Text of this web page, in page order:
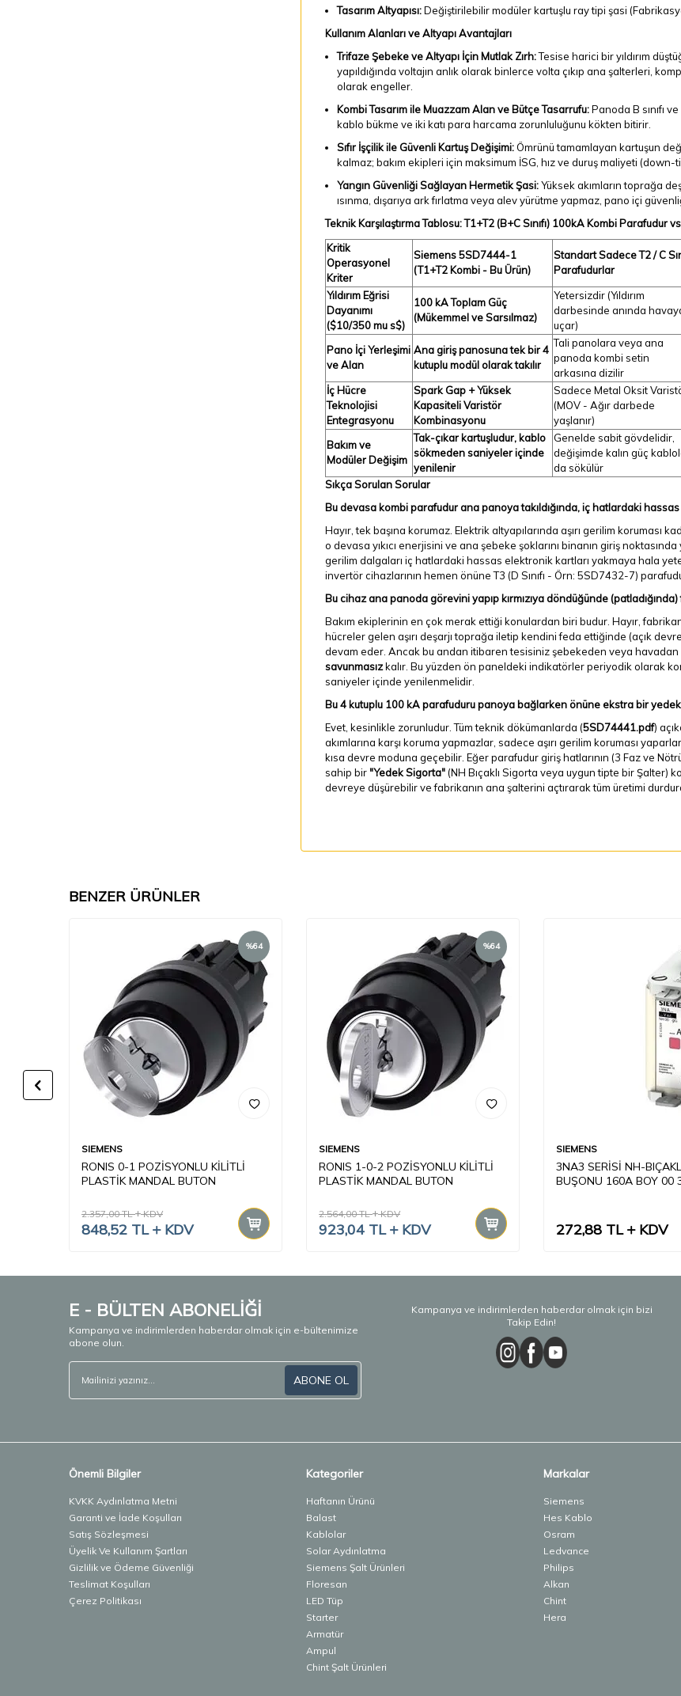
Tasarım Altyapısı:Değiştirilebilir modüler kartuşlu ray tipi şasi
Kullanım Alanları ve Altyapı Avantajları
Trifaze Şebeke ve Altyapı İçin Mutlak Zırh:Tesise harici bir yıldırım
yapıldığında voltajın anlık olarak binlerce volta çıkıp ana şalterleri,
olarak engeller.
Kombi Tasarım ile Muazzam Alan ve Bütçe Tasarrufu:Panoda B sınıfı
kablo bükme ve iki katı para harcama zorunluluğunu kökten bitirir.
Sıfır İşçilik ile Güvenli Kartuş Değişimi:Ömrünü tamamlayan kartuşun
kalmaz; bakım ekipleri için maksimum İSG, hız ve duruş maliyeti (down-
Yangın Güvenliği Sağlayan Hermetik Şasi:Yüksek akımların toprağa
ısınma, dışarıya ark fırlatma veya alev yürütme yapmaz, pano içi
Teknik Karşılaştırma Tablosu: T1+T2 (B+C Sınıfı) 100kA Kombi Parafudur
Kritik
Operasyonel
Kriter
Siemens 5SD7444-1
(T1+T2 Kombi - Bu Ürün)
Standart Sadece T2 / C
Parafudurlar
Yıldırım Eğrisi
Dayanımı
($10/350 mu s$)
100 kA Toplam Güç
(Mükemmel ve Sarsılmaz)
Yetersizdir (Yıldırım
darbesinde anında
uçar)
Pano İçi Yerleşimi
ve Alan
Ana giriş panosuna tek bir 4
kutuplu modül olarak takılır
Tali panolara veya ana
panoda kombi setin
arkasına dizilir
İç Hücre
Teknolojisi
Entegrasyonu
Spark Gap + Yüksek
Kapasiteli Varistör
Kombinasyonu
Sadece Metal Oksit
(MOV - Ağır darbede
yaşlanır)
Bakım ve
Modüler Değişim
Tak-çıkar kartuşludur, kablo
sökmeden saniyeler içinde
yenilenir
Genelde sabit gövdelidir,
değişimde kalın güç
da sökülür
Sıkça Sorulan Sorular
Bu devasa kombi parafudur ana panoya takıldığında, iç hatlardaki
Hayır, tek başına korumaz. Elektrik altyapılarında aşırı gerilim koruması
o devasa yıkıcı enerjisini ve ana şebeke şoklarını binanın giriş noktasında
gerilim dalgaları iç hatlardaki hassas elektronik kartları yakmaya hala
invertör cihazlarının hemen önüne T3 (D Sınıfı - Örn: 5SD7432-7)
Bu cihaz ana panoda görevini yapıp kırmızıya döndüğünde
Bakım ekiplerinin en çok merak ettiği konulardan biri budur. Hayır,
hücreler gelen aşırı deşarjı toprağa iletip kendini feda ettiğinde (açık
devam eder. Ancak bu andan itibaren tesisiniz şebekeden veya
savunmasızkalır. Bu yüzden ön paneldeki indikatörler periyodik olarak
saniyeler içinde yenilenmelidir.
Bu 4 kutuplu 100 kA parafuduru panoya bağlarken önüne ekstra bir yedek
Evet, kesinlikle zorunludur. Tüm teknik dökümanlarda (5SD74441.pdf)
akımlarına karşı koruma yapmazlar, sadece aşırı gerilim koruması
kısa devre moduna geçebilir. Eğer parafudur giriş hatlarının (3 Faz ve
sahip bir "Yedek Sigorta"(NH Bıçaklı Sigorta veya uygun tipte bir Şalter)
devreye düşürebilir ve fabrikanın ana şalterini açtırarak tüm üretimi
BENZER ÜRÜNLER
%64
SIEMENS
RONIS 0-1 POZİSYONLU KİLİTLİ
PLASTİK MANDAL BUTON
2.357,00TL KDV
848,52 TL KDV
%64
SIEMENS
RONIS 1-0-2 POZİSYONLU KİLİTLİ
PLASTİK MANDAL BUTON
2.564,00TL KDV
923,04 TL KDV
SIEMENS
3NA3 SERİSİ NH-
BUŞONU 160A BOY 00
272,88 TL KDV
E - BÜLTEN ABONELİĞİ
Kampanya ve indirimlerden haberdar olmak için e-bültenimize
abone olun.
ABONE OL
Kampanya ve indirimlerden haberdar olmak için bizi
Takip Edin!
Önemli Bilgiler
KVKK Aydınlatma Metni
Garanti ve İade Koşulları
Satış Sözleşmesi
Üyelik Ve Kullanım Şartları
Gizlilik ve Ödeme Güvenliği
Teslimat Koşulları
Çerez Politikası
Kategoriler
Haftanın Ürünü
Balast
Kablolar
Solar Aydınlatma
Siemens Şalt Ürünleri
Floresan
LED Tüp
Starter
Armatür
Ampul
Chint Şalt Ürünleri
Markalar
Siemens
Hes Kablo
Osram
Ledvance
Philips
Alkan
Chint
Hera